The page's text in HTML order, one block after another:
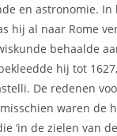
en astronomie. In
hij al naar Rome
behaalde
hij tot
De redenen
waren de
‘in de zielen van